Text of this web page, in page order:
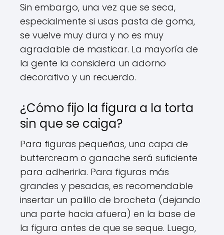
Sin embargo, una vez que se seca,
especialmente si usas pasta de goma,
se vuelve muy dura y no es muy
agradable de masticar. La mayoría de
la gente la considera un adorno
decorativo y un recuerdo.
¿Cómo fijo la figura a la torta
sin que se caiga?
Para figuras pequeñas, una capa de
buttercream o ganache será suficiente
para adherirla. Para figuras más
grandes y pesadas, es recomendable
insertar un palillo de brocheta (dejando
una parte hacia afuera) en la base de
la figura antes de que se seque. Luego,